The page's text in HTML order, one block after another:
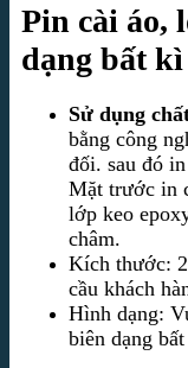
Pin cài áo,
dạng bất kì
Sử dụng
bằng công
đối. sau đó
Mặt trước in
lớp keo
châm.
Kích thước:
cầu khách
Hình dạng:
biên dạng